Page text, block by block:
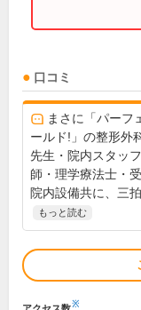
口コミ
まさに「パーフ
ールド!」の整形外
先生・院内スタッ
師・理学療法士・
院内設備共に、三拍
もっと読む
※